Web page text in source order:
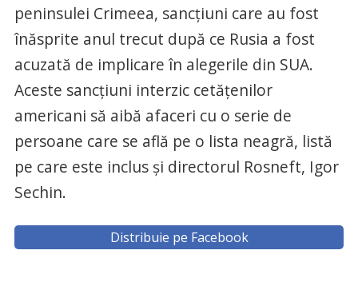
peninsulei Crimeea, sancţiuni care au fost
înăsprite anul trecut după ce Rusia a fost
acuzată de implicare în alegerile din SUA.
Aceste sancţiuni interzic cetăţenilor
americani să aibă afaceri cu o serie de
persoane care se află pe o lista neagră, listă
pe care este inclus şi directorul Rosneft, Igor
Sechin.
Distribuie pe Facebook